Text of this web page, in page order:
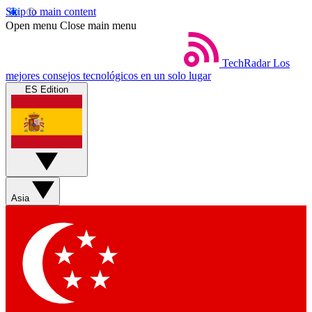
Skip to main content
Open menu Close main menu
TechRadar Los
mejores consejos tecnológicos en un solo lugar
ES Edition
Asia